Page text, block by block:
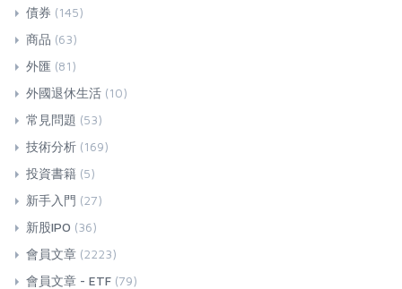
債券 (145)
商品 (63)
外匯 (81)
外國退休生活 (10)
常見問題 (53)
技術分析 (169)
投資書籍 (5)
新手入門 (27)
新股IPO (36)
會員文章 (2223)
會員文章 - ETF (79)